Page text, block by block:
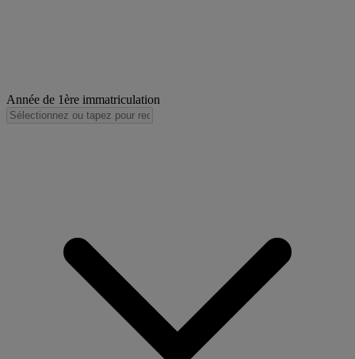
Année de 1ère immatriculation